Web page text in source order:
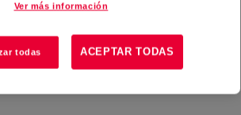
delivered in an off-white solid
transition and melting temperature
and 85-105°C, respectively . It is
matrices.
Ver más información
todas ACEPTAR TODAS